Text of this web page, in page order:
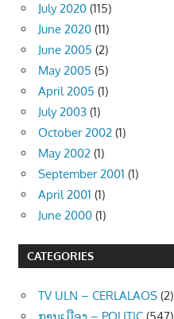
July 2020 (115)
June 2020 (11)
June 2005 (2)
May 2005 (5)
April 2005 (1)
July 2003 (1)
October 2002 (1)
May 2002 (1)
September 2001 (1)
April 2001 (1)
June 2000 (1)
CATEGORIES
TV ULN – CERLALAOS (2)